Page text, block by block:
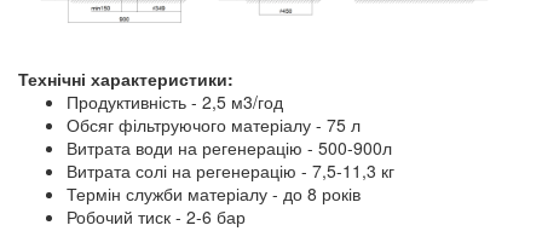
Технічні характеристики:
Продуктивність - 2,5 м3/год
Обсяг фільтруючого матеріалу - 75 л
Витрата води на регенерацію - 500-900л
Витрата солі на регенерацію - 7,5-11,3 кг
Термін служби матеріалу - до 8 років
Робочий тиск - 2-6 бар